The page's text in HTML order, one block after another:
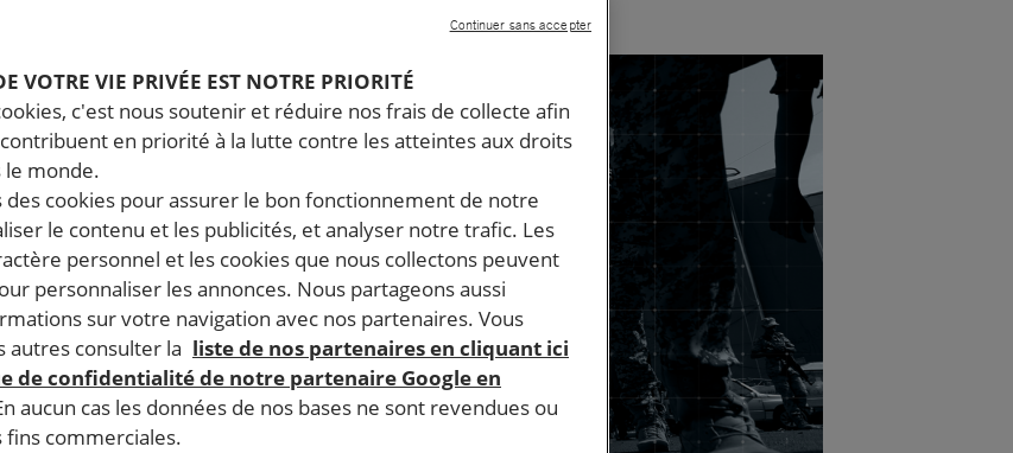
VOTRE VIE PRIVÉE EST NOTRE PRIORITÉ
c'est nous soutenir et réduire nos frais de collecte afin
en priorité à la lutte contre les atteintes aux droits
le monde.
des cookies pour assurer le bon fonctionnement de notre
le contenu et les publicités, et analyser notre trafic. Les
personnel et les cookies que nous collectons peuvent
personnaliser les annonces. Nous partageons aussi
sur votre navigation avec nos partenaires. Vous
autres consulter la liste de nos partenaires en cliquant ici
de confidentialité de notre partenaire Google en
aucun cas les données de nos bases ne sont revendues ou
fins commerciales.
Continuer sans accepter